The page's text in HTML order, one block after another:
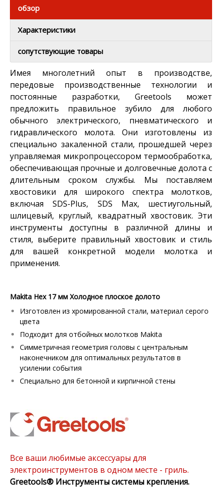
обзор
Характеристики
сопутствующие товары
Имея многолетний опыт в производстве,
передовые производственные технологии и
постоянные разработки, Greetools может
предложить правильное зубило для любого
обычного электрического, пневматического и
гидравлического молота. Они изготовлены из
специально закаленной стали, прошедшей через
управляемая микропроцессором термообработка,
обеспечивающая прочные и долговечные долота с
длительным сроком службы. Мы поставляем
хвостовики для широкого спектра молотков,
включая SDS-Plus, SDS Max, шестиугольный,
шлицевый, круглый, квадратный хвостовик. Эти
инструменты доступны в различной длины и
стиля, выберите правильный хвостовик и стиль
для вашей конкретной модели молотка и
применения.
Makita Hex 17 мм Холодное плоское долото
Изготовлен из хромированной стали, материал серого
цвета
Подходит для отбойных молотков Makita
Симметричная геометрия головы с центральным
наконечником для оптимальных результатов в
усилении события
Специально для бетонной и кирпичной стены
Все ваши любимые аксессуары для
электроинструментов в одном месте - гриль.
Greetools® Инструменты системы крепления.